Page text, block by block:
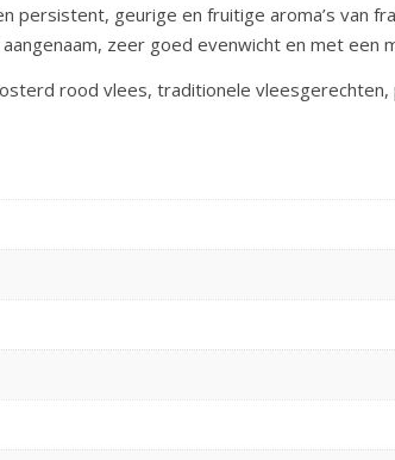
persistent, geurige en fruitige aroma’s van
zeer goed evenwicht en met een
rood vlees, traditionele vleesgerechten,